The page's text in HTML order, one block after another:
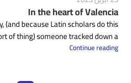
In the heart of Valencia
(and because Latin scholars do this
of thing) someone tracked down a ...
Continue reading